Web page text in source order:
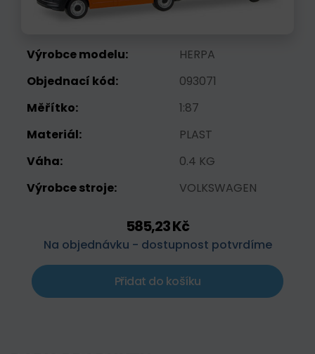
Výrobce modelu:
HERPA
Objednací kód:
093071
Měřítko:
1:87
Materiál:
PLAST
Váha:
0.4 KG
Výrobce stroje:
VOLKSWAGEN
585,23 Kč
Na objednávku - dostupnost potvrdíme
Přidat do košíku